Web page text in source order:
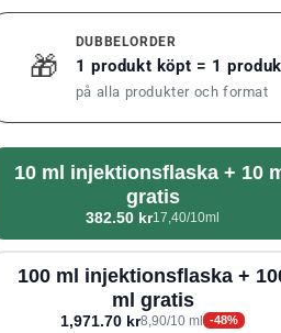
🎁
DUBBELORDER
1 produkt köpt = 1
på alla produkter och format
10 ml injektionsflaska + 10
gratis
382.50 kr17,40/10ml
100 ml injektionsflaska +
ml gratis
1,971.70 kr8,90/10 ml -48%